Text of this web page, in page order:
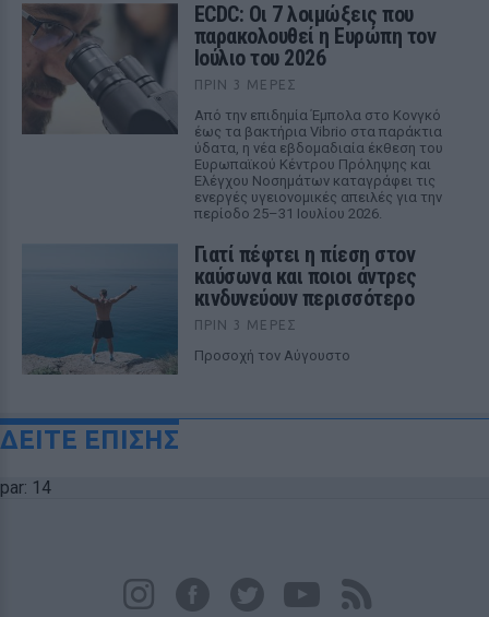
ECDC: Οι 7 λοιμώξεις που
παρακολουθεί η Ευρώπη τον
Ιούλιο του 2026
ΠΡΙΝ 3 ΜΈΡΕΣ
Από την επιδημία Έμπολα στο Κονγκό
έως τα βακτήρια Vibrio στα παράκτια
ύδατα, η νέα εβδομαδιαία έκθεση του
Ευρωπαϊκού Κέντρου Πρόληψης και
Ελέγχου Νοσημάτων καταγράφει τις
ενεργές υγειονομικές απειλές για την
περίοδο 25–31 Ιουλίου 2026.
Γιατί πέφτει η πίεση στον
καύσωνα και ποιοι άντρες
κινδυνεύουν περισσότερο
ΠΡΙΝ 3 ΜΈΡΕΣ
Προσοχή τον Αύγουστο
ΔΕΙΤΕ ΕΠΙΣΗΣ
par: 14